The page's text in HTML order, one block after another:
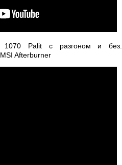
1070 Palit с разгоном и без.
Afterburner